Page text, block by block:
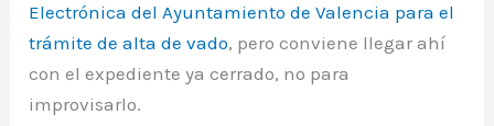
Electrónica del Ayuntamiento de Valencia para el
trámite de alta de vado, pero conviene llegar ahí
con el expediente ya cerrado, no para
improvisarlo.